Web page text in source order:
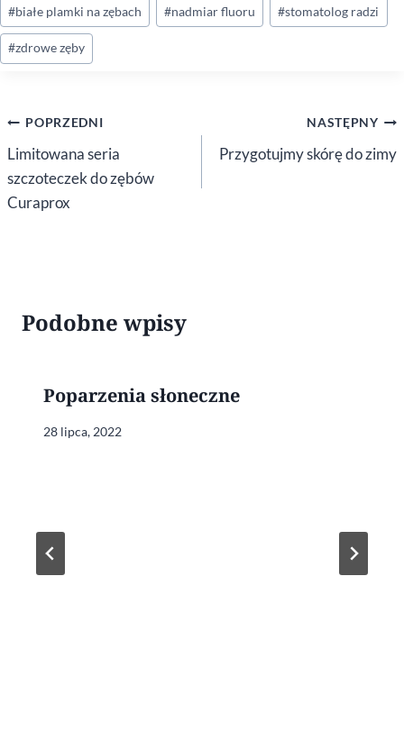
wpisu:
#białe plamki na zębach #nadmiar fluoru #stomatolog radzi
#zdrowe zęby
Nawigacja
wpisu
POPRZEDNI
Limitowana seria
szczoteczek do zębów
Curaprox
NASTĘPNY
Przygotujmy skórę do zimy
Podobne wpisy
Poparzenia słoneczne
28 lipca, 2022